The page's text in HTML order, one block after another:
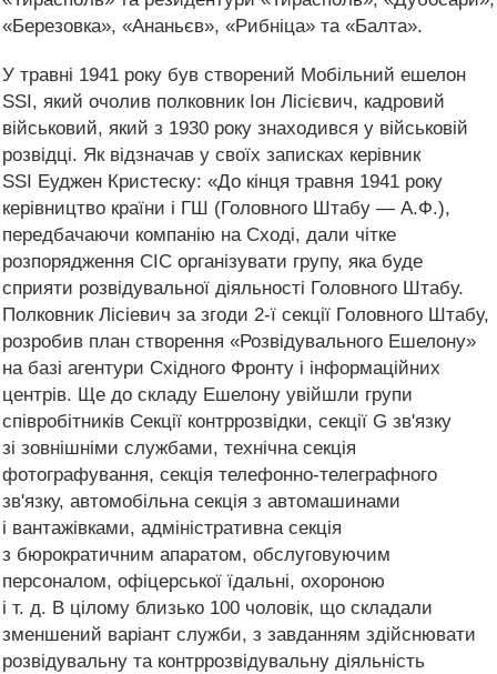
«Березовка», «Ананьєв», «Рибніца» та «Балта».
У травні 1941 року був створений Мобільний ешелон
SSI, який очолив полковник Іон Лісієвич, кадровий
військовий, який з 1930 року знаходився у військовій
розвідці. Як відзначав у своїх записках керівник
SSI Еуджен Кристеску: «До кінця травня 1941 року
керівництво країни і ГШ (Головного Штабу — А.Ф.),
передбачаючи компанію на Сході, дали чітке
розпорядження СІС організувати групу, яка буде
сприяти розвідувальної діяльності Головного Штабу.
Полковник Лісіевич за згоди 2-ї секції Головного Штабу,
розробив план створення «Розвідувального Ешелону»
на базі агентури Східного Фронту і інформаційних
центрів. Ще до складу Ешелону увійшли групи
співробітників Секції контррозвідки, секції G зв'язку
зі зовнішніми службами, технічна секція
фотографування, секція телефонно-телеграфного
зв'язку, автомобільна секція з автомашинами
і вантажівками, адміністративна секція
з бюрократичним апаратом, обслуговуючим
персоналом, офіцерської їдальні, охороною
і т. д. В цілому близько 100 чоловік, що складали
зменшений варіант служби, з завданням здійснювати
розвідувальну та контррозвідувальну діяльність